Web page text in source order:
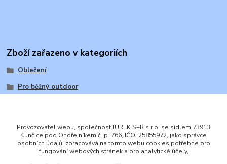
Zboží zařazeno v kategoriích
Oblečení
Pro běžný outdoor
ENGLISH
Provozovatel webu, společnost JUREK S+R s.r.o. se sídlem 73913
Kunčice pod Ondřejníkem č. p. 766, IČO: 25855972, jako správce
osobních údajů, zpracovává na tomto webu cookies potřebné pro
fungování webových stránek a pro analytické účely,